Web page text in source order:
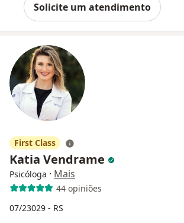
Solicite um atendimento
First Class
Katia Vendrame
Psicóloga · Mais
44 opiniões
07/23029 - RS